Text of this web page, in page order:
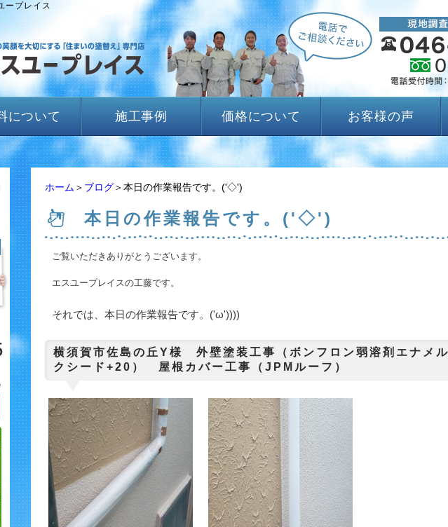
ープレイス
について 施工事例 価格について お客様の声
ホーム ＞ ブログ＞本日の作業報告です。('◇')ゞ
本日の作業報告です。('◇')ゞ
ご覧いただきありがとうございます。
エスユープレイスの工藤です。
それでは、本日の作業報告です。('ω'))))
横須賀市佐島の丘Y様 外壁塗装工事（ボンフロン弱溶剤エナ
クシード+20） 屋根カバー工事（JPMルーフ）